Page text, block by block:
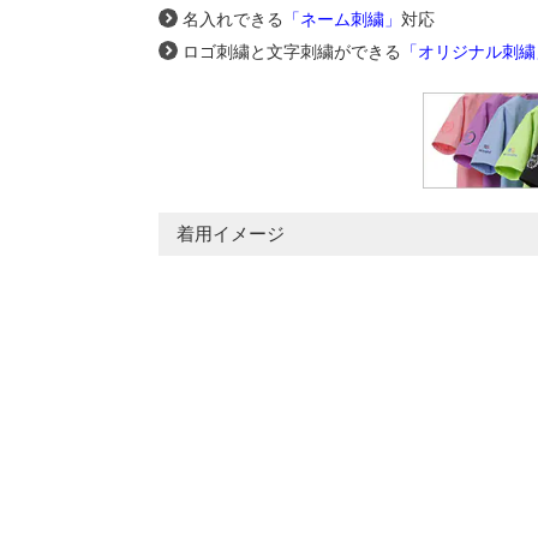
名入れできる 「ネーム刺繍」 対応
ロゴ刺繍と文字刺繍ができる
「オリジナル刺
着用イメージ